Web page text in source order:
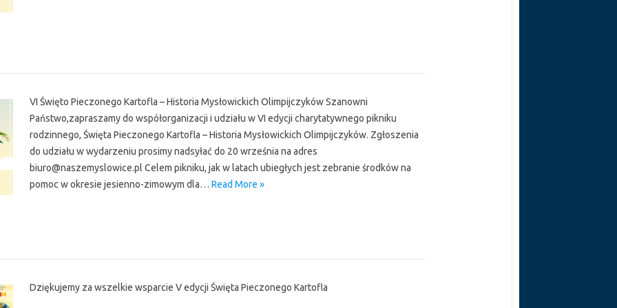
VI Święto Pieczonego Kartofla – Historia Mysłowickich Olimpijczyków Szanowni
Państwo,zapraszamy do współorganizacji i udziału w VI edycji charytatywnego pikniku
rodzinnego, Święta Pieczonego Kartofla – Historia Mysłowickich Olimpijczyków. Zgłoszenia
do udziału w wydarzeniu prosimy nadsyłać do 20 września na adres
biuro@naszemyslowice.pl Celem pikniku, jak w latach ubiegłych jest zebranie środków na
pomoc w okresie jesienno-zimowym dla…Read More »
Dziękujemy za wszelkie wsparcie V edycji Święta Pieczonego Kartofla